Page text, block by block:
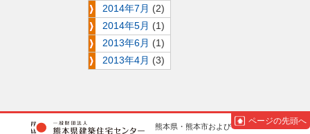
2014年7月 (2)
2014年5月 (1)
2013年6月 (1)
2013年4月 (3)
ページの先頭へ
熊本県・熊本市および